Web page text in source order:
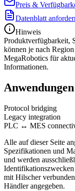
Preis &
Datenblatt
Hinweis
Produktverfügbarkeit,
können je nach
MegaRobotics für
Informationen.
Anwendungen
Protocol bridging
Legacy integration
PLC ↔ MES
Alle auf dieser Seite
Spezifikationen und
und werden
mit Hilscher
Händler angegeben.